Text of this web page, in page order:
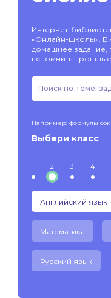
Интернет-
«Онлайн-школы».
домашнее задание,
вспомнить прошлые
Например: формулы
Выбери класс
1 2 3 4
Английский язык
Математика
Русский язык